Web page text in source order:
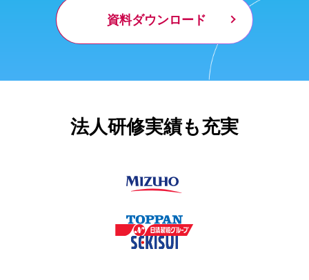
資料ダウンロード
法人研修実績も充実